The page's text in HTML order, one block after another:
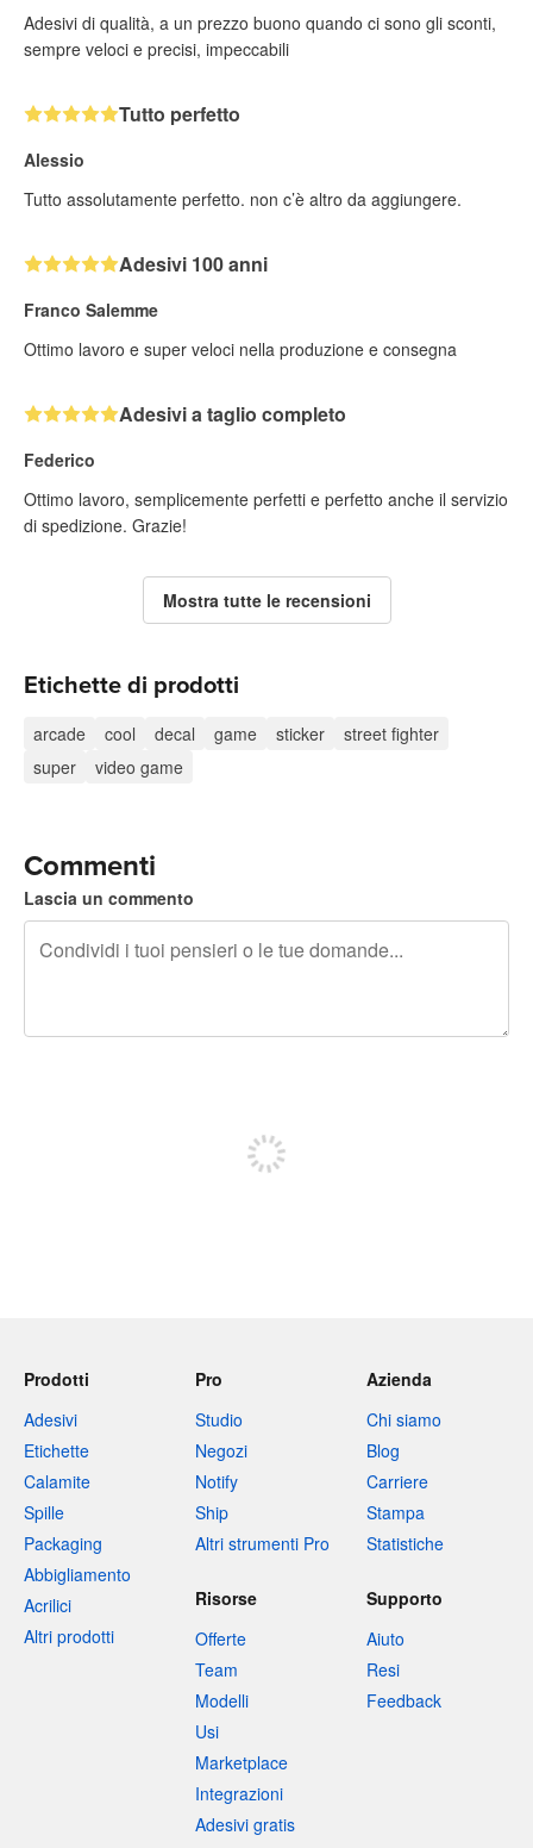
Adesivi di qualità, a un prezzo buono quando ci sono gli sconti,
sempre veloci e precisi, impeccabili
Tutto perfetto
Alessio
Tutto assolutamente perfetto. non c’è altro da aggiungere.
Adesivi 100 anni
Franco Salemme
Ottimo lavoro e super veloci nella produzione e consegna
Adesivi a taglio completo
Federico
Ottimo lavoro, semplicemente perfetti e perfetto anche il servizio
di spedizione. Grazie!
Mostra tutte le recensioni
Etichette di prodotti
arcade cool decal game sticker
street fighter
super
video game
Commenti
Lascia un commento
Prodotti
Adesivi
Etichette
Calamite
Spille
Packaging
Abbigliamento
Acrilici
Altri prodotti
Pro
Studio
Negozi
Notify
Ship
Altri strumenti Pro
Azienda
Chi siamo
Blog
Carriere
Stampa
Statistiche
Risorse
Offerte
Team
Modelli
Usi
Marketplace
Integrazioni
Adesivi gratis
Supporto
Aiuto
Resi
Feedback